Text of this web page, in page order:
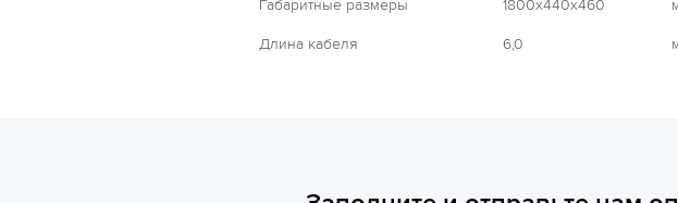
Габаритные размеры 1800x440x460
Длина кабеля 6,0